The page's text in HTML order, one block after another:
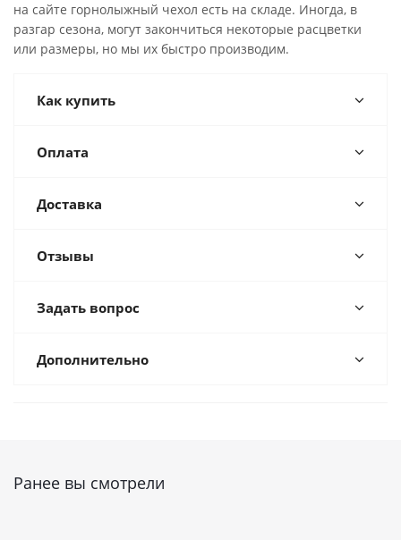
на сайте горнолыжный чехол есть на складе. Иногда, в
разгар сезона, могут закончиться некоторые расцветки
или размеры, но мы их быстро производим.
Как купить
Оплата
Доставка
Отзывы
Задать вопрос
Дополнительно
Ранее вы смотрели